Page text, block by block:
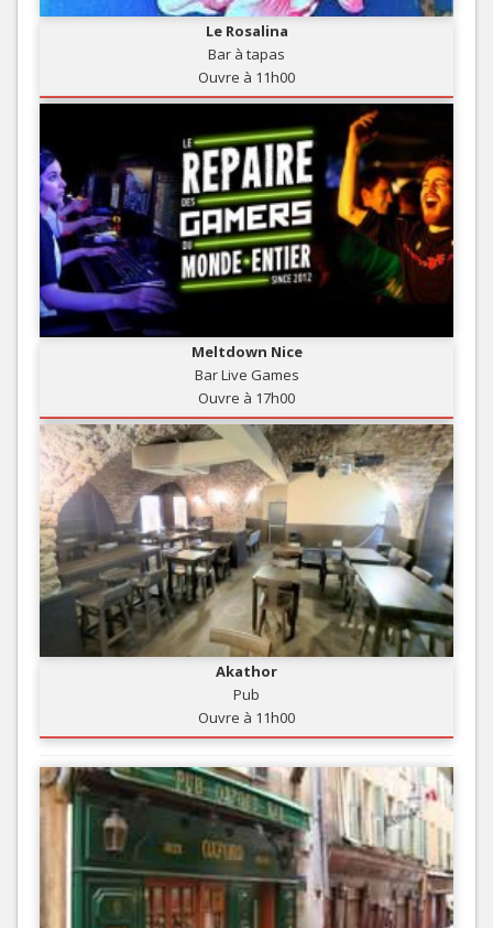
Le Rosalina
Bar à tapas
Ouvre à 11h00
Meltdown Nice
Bar Live Games
Ouvre à 17h00
Akathor
Pub
Ouvre à 11h00